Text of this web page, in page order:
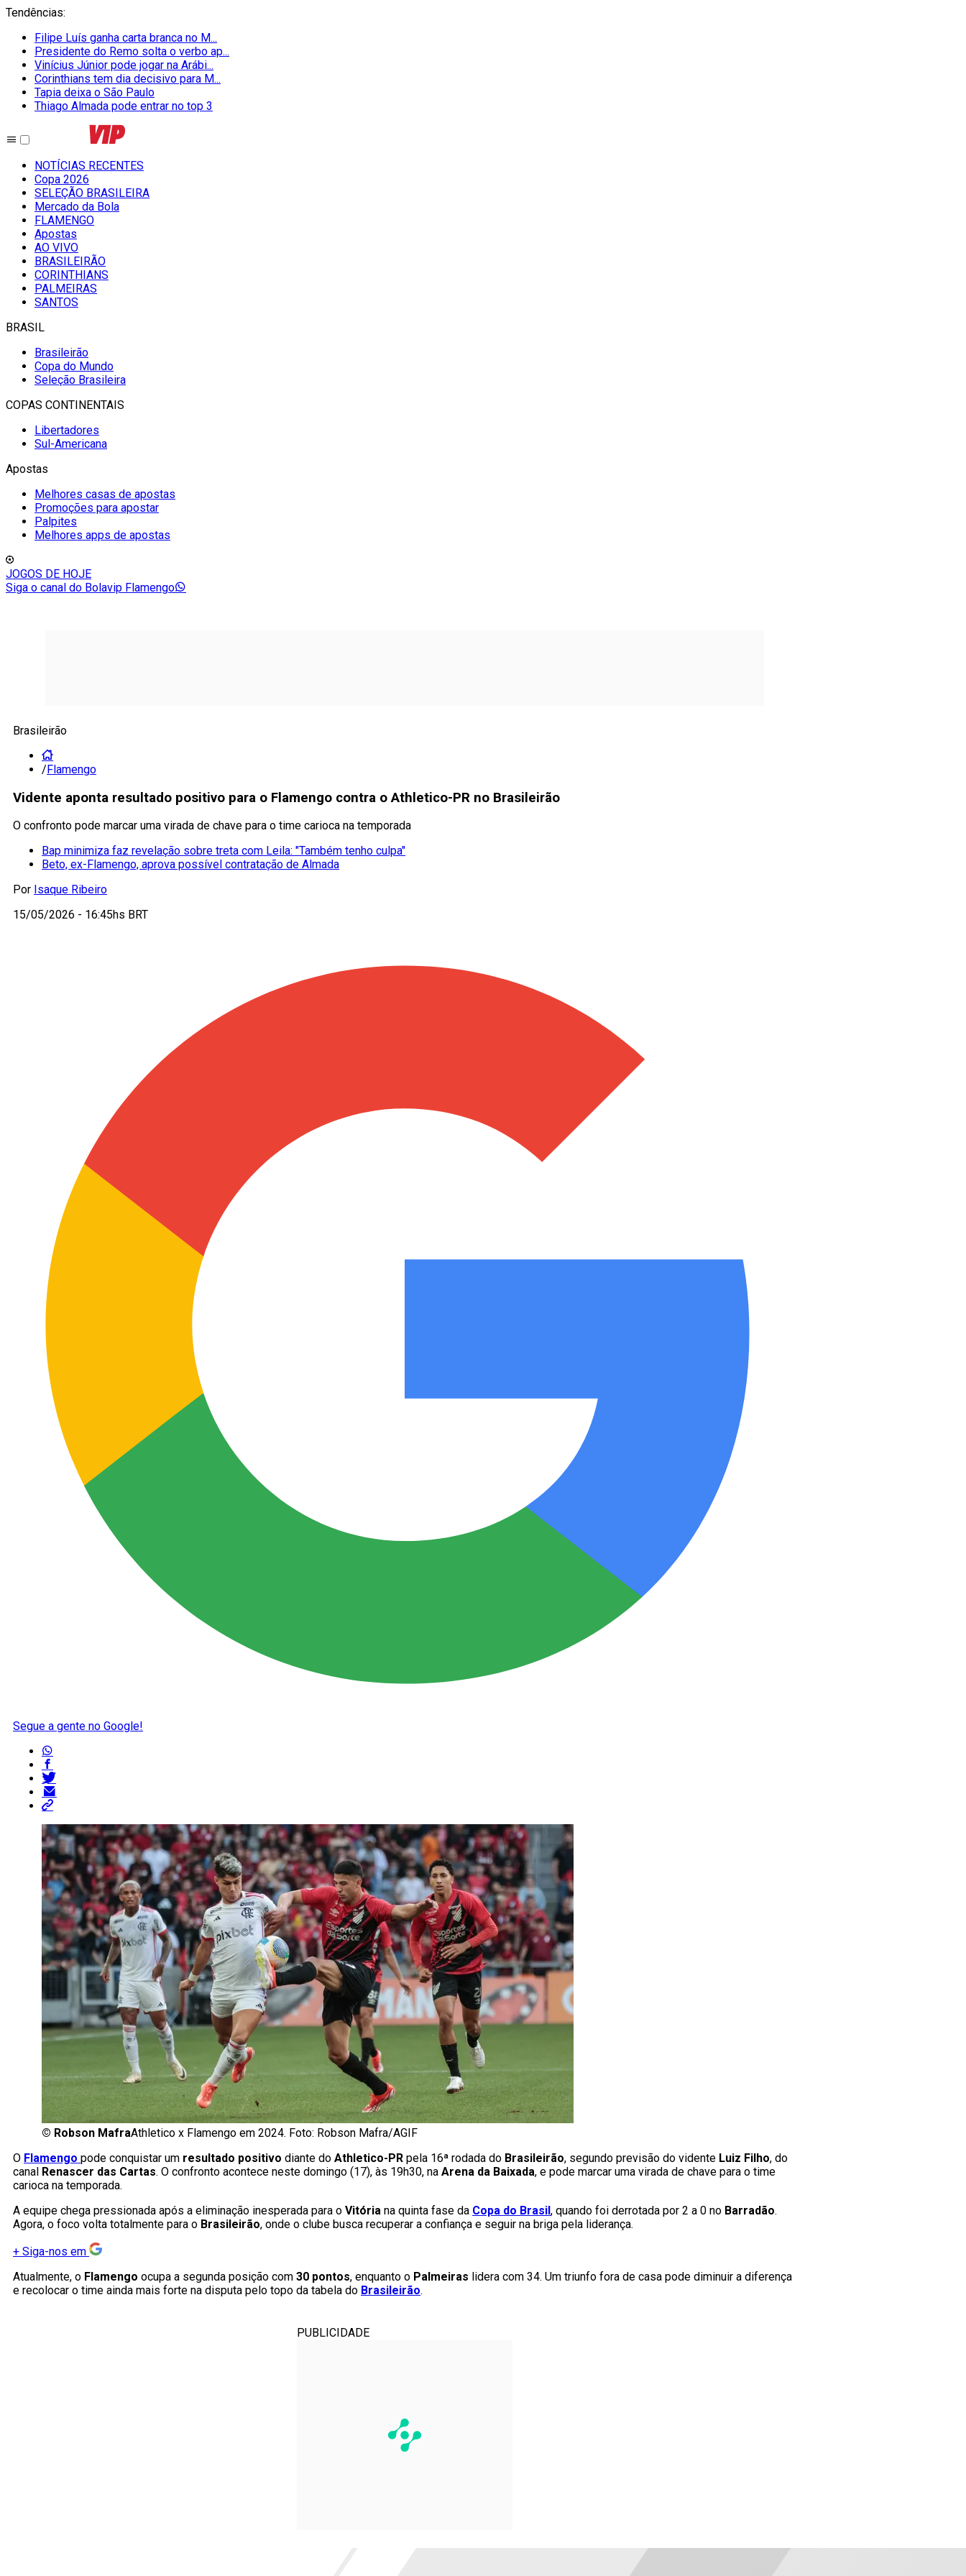
Tendências:
Filipe Luís ganha carta branca no M...
Presidente do Remo solta o verbo ap...
Vinícius Júnior pode jogar na Arábi...
Corinthians tem dia decisivo para M...
Tapia deixa o São Paulo
Thiago Almada pode entrar no top 3
NOTÍCIAS RECENTES
Copa 2026
SELEÇÃO BRASILEIRA
Mercado da Bola
FLAMENGO
Apostas
AO VIVO
BRASILEIRÃO
CORINTHIANS
PALMEIRAS
SANTOS
BRASIL
Brasileirão
Copa do Mundo
Seleção Brasileira
COPAS CONTINENTAIS
Libertadores
Sul-Americana
Apostas
Melhores casas de apostas
Promoções para apostar
Palpites
Melhores apps de apostas
JOGOS DE HOJE
Siga o canal do Bolavip Flamengo
Brasileirão
/Flamengo
Vidente aponta resultado positivo para o Flamengo contra o Athletico-PR no Brasileirão
O confronto pode marcar uma virada de chave para o time carioca na temporada
Bap minimiza faz revelação sobre treta com Leila: "Também tenho culpa"
Beto, ex-Flamengo, aprova possível contratação de Almada
Por Isaque Ribeiro
15/05/2026 - 16:45hs BRT
Segue a gente no Google!
© Robson MafraAthletico x Flamengo em 2024. Foto: Robson Mafra/AGIF
O Flamengo pode conquistar um resultado positivo diante do Athletico-PR pela 16ª rodada do Brasileirão, segundo previsão do vidente Luiz Filho, do
canal Renascer das Cartas. O confronto acontece neste domingo (17), às 19h30, na Arena da Baixada, e pode marcar uma virada de chave para o time
carioca na temporada.
A equipe chega pressionada após a eliminação inesperada para o Vitória na quinta fase da Copa do Brasil , quando foi derrotada por 2 a 0 no Barradão.
Agora, o foco volta totalmente para o Brasileirão, onde o clube busca recuperar a confiança e seguir na briga pela liderança.
+ Siga-nos em
Atualmente, o Flamengo ocupa a segunda posição com 30 pontos, enquanto o Palmeiras lidera com 34. Um triunfo fora de casa pode diminuir a diferença
e recolocar o time ainda mais forte na disputa pelo topo da tabela do Brasileirão.
PUBLICIDADE